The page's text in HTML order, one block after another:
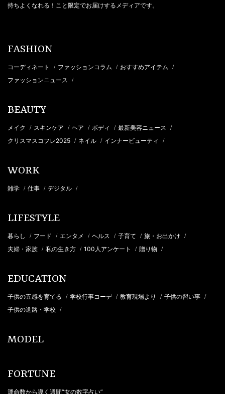
持ちよくなれる！こと限定でお届けするメディアです。
FASHION
コーディネート / ファッションコラム / おすすめアイテム /
ファッションニュース /
BEAUTY
メイク / スキンケア / ヘア / ボディ / 最新美容ニュース /
クリスマスコフレ2025 / ネイル / インナービューティ /
WORK
雑学 / 仕事 / デジタル /
LIFESTYLE
暮らし / フード / エンタメ / ヘルス / 子育て / 旅・お出かけ /
夫婦・家族 / 私の生き方 / 100人アンケート / 贈り物 /
EDUCATION
子供の五感を育てる / 学校行事コーデ / 教育現場より / 子供の習い事 /
子供の進路・学校 /
MODEL
FORTUNE
運命数から導く週間“女の数字占い”